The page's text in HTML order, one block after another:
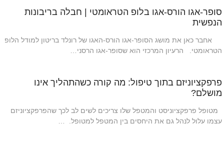
סופר-אגו הורס-אגו בלופ הטראומטי | חבלה בריבונות
הנפשית
אחבר כאן את מושג הסופר-אגו הורס-האגו של רונלד בריטון למודל הלופ
הטראומטי. הרעיון המרכזי הוא שסופר-אגו הרסני…
פרפקציוניזם בתוך טיפול: מה קורה כשהתהליך אינו
מושלם?
מטופל פרפקציוניסט והמטפל שלו צריכים לשים לב לכך שהפרפקציוניזם
עצמו עלול לנהל גם את היחסים בין המטפל למטופל. …